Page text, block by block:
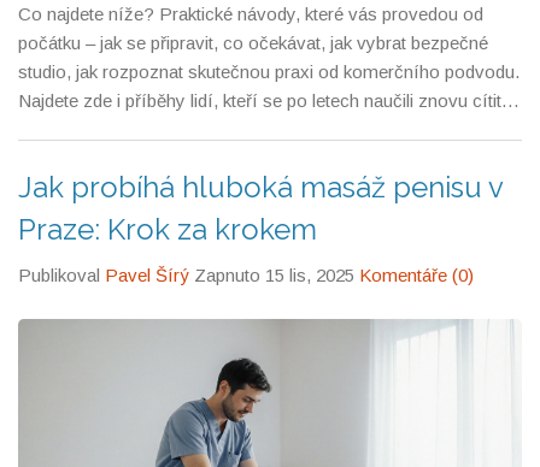
Tyto metody nevyžadují orgasmus – naopak, jejich síla leží v
tom, že se naučíte být přítomný, aniž byste museli něco
„dostat“.
„Nikdy jsem se necítil tak celý.“ Není to o tom, že byste se
něčeho „zbavili“. Je to o tom, že se konečně naučíte svému
tělu věřit.
Co najdete níže? Praktické návody, které vás provedou od
počátku – jak se připravit, co očekávat, jak vybrat bezpečné
studio, jak rozpoznat skutečnou praxi od komerčního podvodu.
Najdete zde i příběhy lidí, kteří se po letech naučili znovu cítit, a
šumivých slibů – jen jasná pravda a konkrétní kroky, které vám
pomohou začít.
Jak probíhá hluboká masáž penisu v
Praze: Krok za krokem
Publikoval Pavel Šírý Zapnuto 15 lis, 2025 Komentáře (0)